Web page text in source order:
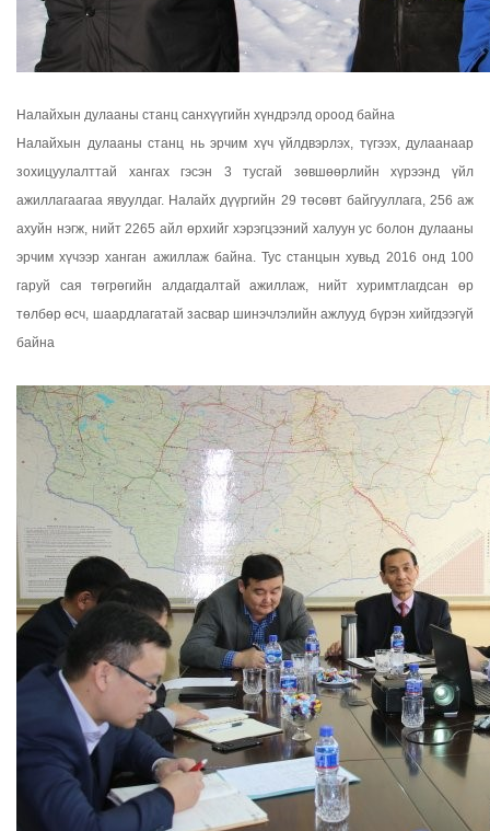
Налайхын дулааны станц санхүүгийн хүндрэлд ороод байна
Налайхын дулааны станц нь эрчим хүч үйлдвэрлэх, түгээх, дулаанаар
зохицуулалттай хангах гэсэн 3 тусгай зөвшөөрлийн хүрээнд үйл
ажиллагаагаа явуулдаг. Налайх дүүргийн 29 төсөвт байгууллага, 256 аж
ахуйн нэгж, нийт 2265 айл өрхийг хэрэгцээний халуун ус болон дулааны
эрчим хүчээр ханган ажиллаж байна. Тус станцын хувьд 2016 онд 100
гаруй сая төгрөгийн алдагдалтай ажиллаж, нийт хуримтлагдсан өр
төлбөр өсч, шаардлагатай засвар шинэчлэлийн ажлууд бүрэн хийгдээгүй
байна